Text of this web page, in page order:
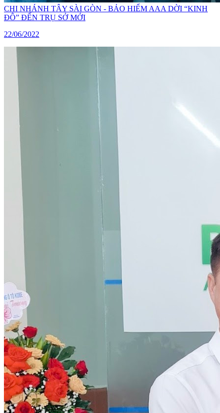
CHI NHÁNH TÂY SÀI GÒN - BẢO HIỂM AAA DỜI “KINH
ĐÔ” ĐẾN TRỤ SỞ MỚI
22/06/2022